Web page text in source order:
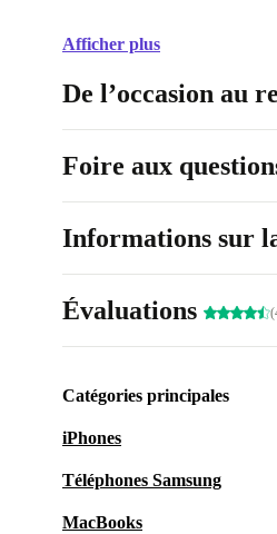
Afficher plus
De l’occasion au
Foire aux
Informations sur
Évaluations
Catégories principales
iPhones
Téléphones Samsung
MacBooks